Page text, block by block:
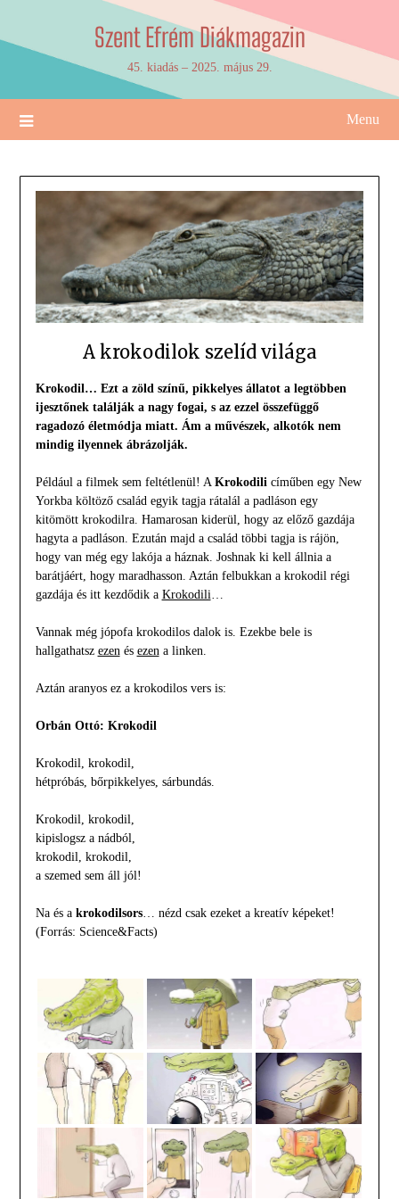
content
Szent Efrém Diákmagazin
45. kiadás – 2025. május 29.
Menu
A krokodilok szelíd világa
Krokodil… Ezt a zöld színű, pikkelyes állatot a legtöbben
ijesztőnek találják a nagy fogai, s az ezzel összefüggő
ragadozó életmódja miatt. Ám a művészek, alkotók nem
mindig ilyennek ábrázolják.
Például a filmek sem feltétlenül! A Krokodili címűben egy New
Yorkba költöző család egyik tagja rátalál a padláson egy
kitömött krokodilra. Hamarosan kiderül, hogy az előző gazdája
hagyta a padláson. Ezután majd a család többi tagja is rájön,
hogy van még egy lakója a háznak. Joshnak ki kell állnia a
barátjáért, hogy maradhasson. Aztán felbukkan a krokodil régi
gazdája és itt kezdődik a Krokodili…
Vannak még jópofa krokodilos dalok is. Ezekbe bele is
hallgathatsz ezenés ezena linken.
Aztán aranyos ez a krokodilos vers is:
Orbán Ottó: Krokodil
Krokodil, krokodil,
hétpróbás, bőrpikkelyes, sárbundás.
Krokodil, krokodil,
kipislogsz a nádból,
krokodil, krokodil,
a szemed sem áll jól!
Na és a krokodilsors… nézd csak ezeket a kreatív képeket!
(Forrás: Science&Facts)